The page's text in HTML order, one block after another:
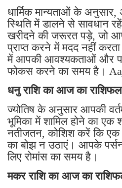
धार्मिक मान्यताओं के
स्थिति में डालने से सावधान
खरीदने की जरूरत पड़े, जो
प्राप्त करने में मदद नहीं
में आपकी आवश्यकताओं और
फोकस करने का समय है।
धनु राशि का आज का राशिफल
ज्योतिष के अनुसार आपकी
भूमिका में शामिल होने का एक
नतीजतन, कोशिश करें कि एक
का बोझ न उठाएं। आपके
लिए रोमांस का समय है।
मकर राशि का आज का